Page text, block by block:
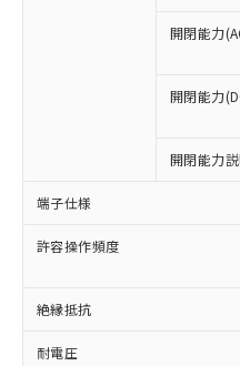
開閉能力
開閉能力
開閉能力
端子仕様
許容操作頻度
絶縁抵抗
耐電圧
以下の条件をお読
本サービスは
商品の当社在
(税抜)を提供
当社制御機器
本サービスの
ことをご了承
在庫状況およ
記載している
タに基づき作
覧された時点
準価格とは異
対応予定なし：EU
非含有に非対応の
調査・確認中：EU
非含有の対応状況
非該当品：ライセ
害物質有無と関係
仕入先様の事情に
いたものが、含有
むを得ず変更する
*EU RoHS指令（10物質）：
鉛(Pb) 1000ppm以下、
六価クロム(Cr(Ⅵ))
※1 中国
「○」：最大均質
基準値以下である
「×」：最大均質材
基準値を超えてい
「－」：未確認で
*中国RoHS10物質の基準
当社は、これ
為替および外
（以下｢規制
または国外へ
国政府の輸出
可)を取得す